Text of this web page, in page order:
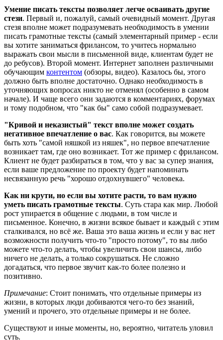
Умение писать тексты позволяет легче осваивать другие
стези. Первый и, пожалуй, самый очевидный момент. Другая
стезя вполне может подразумевать необходимость в умении
писать грамотные тексты (самый элементарный пример - если
вы хотите заниматься фрилансом, то учитесь нормально
выражать свои мысли в письменной виде, клиентам будет не
до ребусов). Второй момент. Интернет заполнен различными
обучающим контентом (обзоры, видео). Казалось бы, этого
должно быть вполне достаточно. Однако необходимость в
уточняющих вопросах никто не отменял (особенно в самом
начале). И чаще всего они задаются в комментариях, форумах
и тому подобном, что "как бы" само собой подразумевает.
"Кривой и неказистый" текст вполне может создать
негативное впечатление о вас. Как говорится, вы можете
быть хоть "самой няшкой из няшек", но первое впечатление
возникает там, где оно возникает. Тот же пример с фрилансом.
Клиент не будет разбираться в том, что у вас за супер знания,
если ваше предложение по проекту будет напоминать
несвязанную речь "хорошо отдохнувшего" человека.
Как ни крути, но если вы хотите расти, то вам нужно
уметь писать грамотные тексты. Суть стара как мир. Любой
рост упирается в общение с людьми, в том числе и
письменное. Конечно, в жизни всякое бывает и каждый с этим
сталкивался, но всё же. Ваша это ваша жизнь и если у вас нет
возможности получить что-то "просто потому", то вы либо
можете что-то делать, чтобы увеличить свои шансы, либо
ничего не делать, а только сокрушаться. Не сложно
догадаться, что первое звучит как-то более полезно и
позитивно.
Примечание: Стоит понимать, что отдельные примеры из
жизни, в которых люди добиваются чего-то без знаний,
умений и прочего, это отдельные примеры и не более.
Существуют и иные моменты, но, вероятно, читатель уловил
суть.